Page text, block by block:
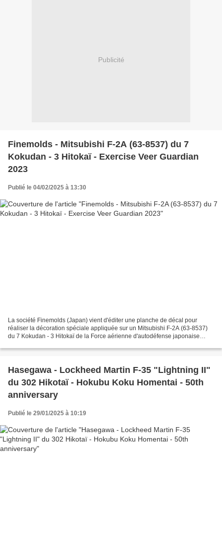
Publicité
Finemolds - Mitsubishi F-2A (63-8537) du 7
Kokudan - 3 Hitokaï - Exercise Veer Guardian
2023
Publié le 04/02/2025 à 13:30
La société Finemolds (Japan) vient d'éditer une planche de décal pour
réaliser la décoration spéciale appliquée sur un Mitsubishi F-2A (63-8537)
du 7 Kokudan - 3 Hitokaï de la Force aérienne d'autodéfense japonaise
Hasegawa - Lockheed Martin F-35 "Lightning II"
du 302 Hikotaï - Hokubu Koku Homentai - 50th
anniversary
Publié le 29/01/2025 à 10:19